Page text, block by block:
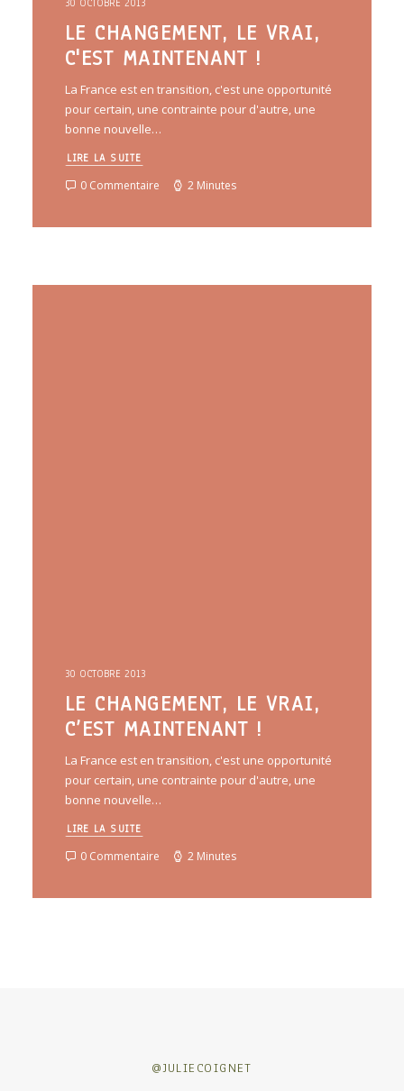
LE CHANGEMENT, LE VRAI,
C'EST MAINTENANT !
La France est en transition, c'est une opportunité
pour certain, une contrainte pour d'autre, une
bonne nouvelle…
LIRE LA SUITE
0 Commentaire 2 Minutes
30 OCTOBRE 2013
LE CHANGEMENT, LE VRAI,
C’EST MAINTENANT !
La France est en transition, c'est une opportunité
pour certain, une contrainte pour d'autre, une
bonne nouvelle…
LIRE LA SUITE
0 Commentaire 2 Minutes
@JULIECOIGNET